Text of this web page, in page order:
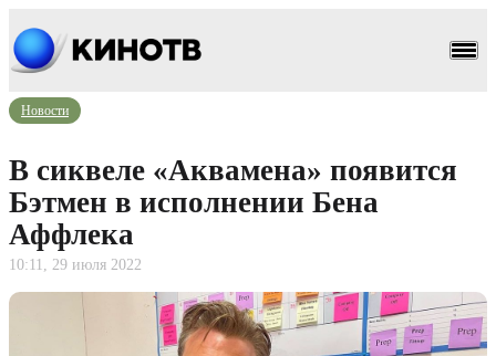
Новости
В сиквеле «Аквамена» появится
Бэтмен в исполнении Бена
Аффлека
10:11, 29 июля 2022